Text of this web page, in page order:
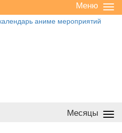
/
Меню
Месяцы